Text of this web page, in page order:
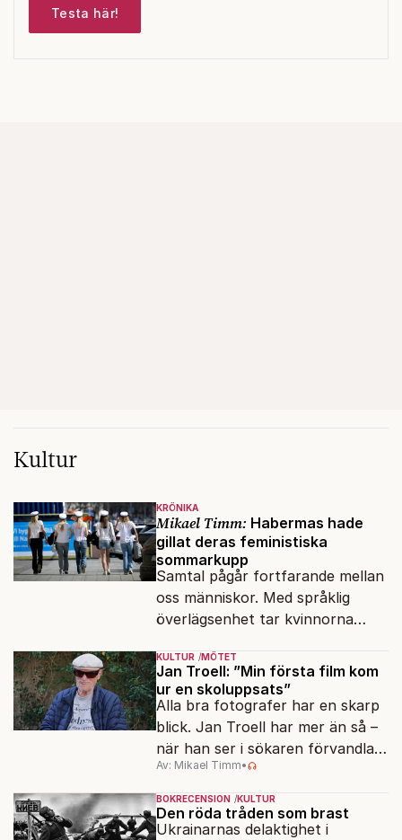
Testa här!
Kultur
KRÖNIKA
Mikael Timm: Habermas hade
gillat deras feministiska
sommarkupp
Samtal pågår fortfarande mellan
oss människor. Med språklig
överlägsenhet tar kvinnorna
KULTUR MÖTET
Jan Troell: ”Min första film kom
ur en skoluppsats”
Alla bra fotografer har en skarp
blick. Jan Troell har mer än så –
när han ser i sökaren förvandlas
vardagen till underverk. Fyllda 95
gör han en ny film.
Av: Mikael Timm•
BOKRECENSION KULTUR
Den röda tråden som brast
Ukrainarnas delaktighet i